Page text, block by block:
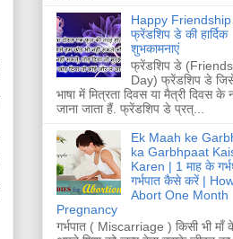
Happy
फ्रेंडशिप डे की हार्दिक
शुभकामनाएं
फ्रेंडशिप डे
Day) फ्रेंडशिप डे जिसे
भाषा में मित्रता दिवस या मैत्री दिवस के
जाना जाता हैं. फ्रेंडशिप डे प्रत्...
Ek Maah ke
ka Garbhpaat
Karen | 1 माह के
गर्भपात कैसे करें |
Abort One Month
Pregnancy
गर्भपात ( Miscarriage ) किसी भी माँ